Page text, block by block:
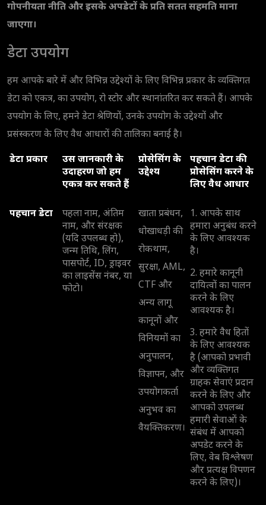
गोपनीयता नीति और इसके अपडेटों के प्रति सतत सहमति माना
जाएगा।
डेटा उपयोग
हम आपके बारे में और विभिन्न उद्देश्यों के लिए विभिन्न प्रकार के व्यक्तिगत
डेटा को एकत्र, का उपयोग, रो स्टोर और स्थानांतरित कर सकते हैं। आपके
उपयोग के लिए, हमने डेटा श्रेणियों, उनके उपयोग के उद्देश्यों और
प्रसंस्करण के लिए वैध आधारों की तालिका बनाई है।
डेटा प्रकार
उस जानकारी के
उदाहरण जो हम
एकत्र कर सकते हैं
प्रोसेसिंग के
उद्देश्य
पहचान डेटा की
प्रोसेसिंग करने के
लिए वैध आधार
पहचान डेटा
पहला नाम, अंतिम
नाम, और संरक्षक
(यदि उपलब्ध हो),
जन्म तिथि, लिंग,
पासपोर्ट, ID, ड्राइवर
का लाइसेंस नंबर, या
फोटो।
खाता प्रबंधन,
धोखाधड़ी की
रोकथाम,
सुरक्षा, AML,
CTF और
अन्य लागू
कानूनों और
विनियमों का
अनुपालन,
विज्ञापन, और
उपयोगकर्ता
अनुभव का
वैयक्तिकरण।
1. आपके साथ
हमारा अनुबंध करने
के लिए आवश्यक
है।
2. हमारे कानूनी
दायित्वों का पालन
करने के लिए
आवश्यक है।
3. हमारे वैध हितों
के लिए आवश्यक
है (आपको प्रभावी
और व्यक्तिगत
ग्राहक सेवाएं प्रदान
करने के लिए और
आपको उपलब्ध
हमारी सेवाओं के
संबंध में आपको
अपडेट करने के
लिए, वेब विश्लेषण
और प्रत्यक्ष विपणन
करने के लिए)।